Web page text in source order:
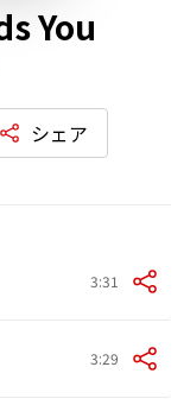
You
シェア
3:31
3:29